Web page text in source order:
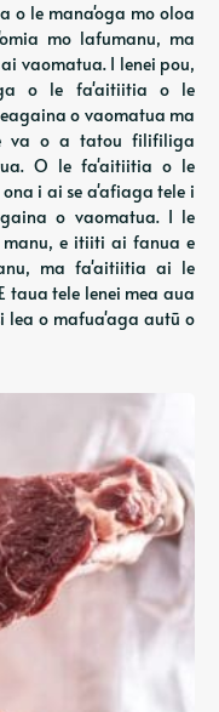
o le mana'oga mo oloa
mo lafumanu, ma
vaomatua. I lenei pou,
o le fa'aitiitia o le
o vaomatua ma
va o a tatou filifiliga
O le fa'aitiitia o le
i ai se a'afiaga tele i
o vaomatua. I le
e itiiti ai fanua e
ma fa'aitiitia ai le
taua tele lenei mea aua
lea o mafua'aga autū o